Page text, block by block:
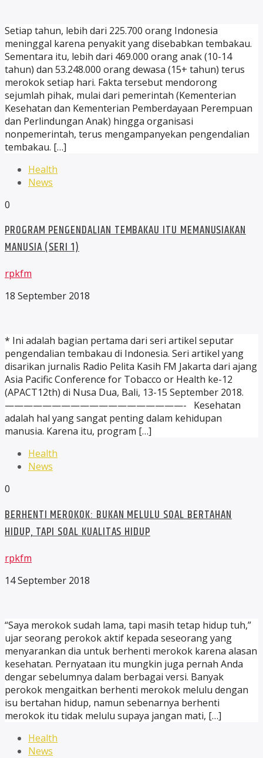
Setiap tahun, lebih dari 225.700 orang Indonesia
meninggal karena penyakit yang disebabkan tembakau.
Sementara itu, lebih dari 469.000 orang anak (10-14
tahun) dan 53.248.000 orang dewasa (15+ tahun) terus
merokok setiap hari. Fakta tersebut mendorong
sejumlah pihak, mulai dari pemerintah (Kementerian
Kesehatan dan Kementerian Pemberdayaan Perempuan
dan Perlindungan Anak) hingga organisasi
nonpemerintah, terus mengampanyekan pengendalian
tembakau. […]
Health
News
0
PROGRAM PENGENDALIAN TEMBAKAU ITU MEMANUSIAKAN
MANUSIA (SERI 1)
rpkfm
18 September 2018
* Ini adalah bagian pertama dari seri artikel seputar
pengendalian tembakau di Indonesia. Seri artikel yang
disarikan jurnalis Radio Pelita Kasih FM Jakarta dari ajang
Asia Pacific Conference for Tobacco or Health ke-12
(APACT12th) di Nusa Dua, Bali, 13-15 September 2018.
———————————————————- Kesehatan
adalah hal yang sangat penting dalam kehidupan
manusia. Karena itu, program […]
Health
News
0
BERHENTI MEROKOK: BUKAN MELULU SOAL BERTAHAN
HIDUP, TAPI SOAL KUALITAS HIDUP
rpkfm
14 September 2018
“Saya merokok sudah lama, tapi masih tetap hidup tuh,”
ujar seorang perokok aktif kepada seseorang yang
menyarankan dia untuk berhenti merokok karena alasan
kesehatan. Pernyataan itu mungkin juga pernah Anda
dengar sebelumnya dalam berbagai versi. Banyak
perokok mengaitkan berhenti merokok melulu dengan
isu bertahan hidup, namun sebenarnya berhenti
merokok itu tidak melulu supaya jangan mati, […]
Health
News